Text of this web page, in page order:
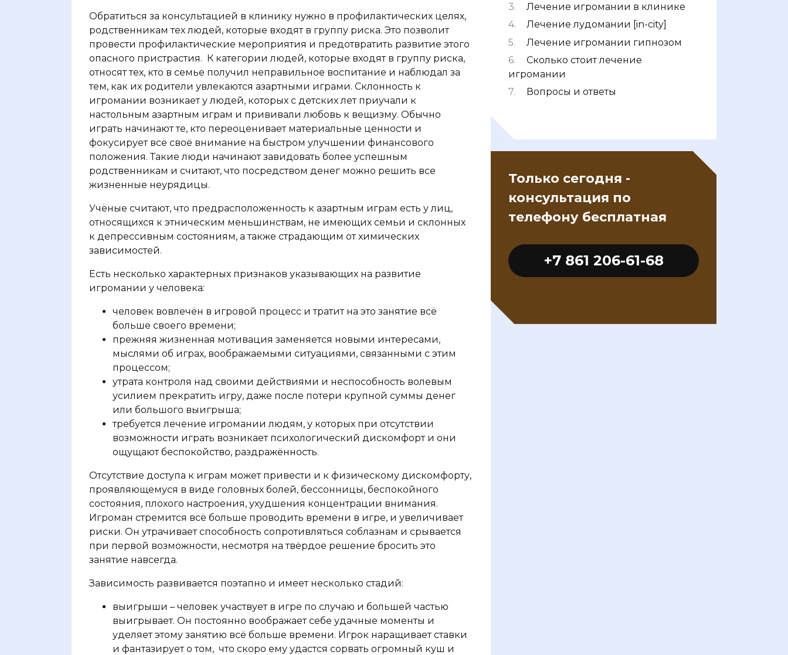
Обратиться за консультацией в клинику нужно в профилактических целях,
родственникам тех людей, которые входят в группу риска. Это позволит
провести профилактические мероприятия и предотвратить развитие этого
опасного пристрастия. К категории людей, которые входят в группу риска,
относят тех, кто в семье получил неправильное воспитание и наблюдал за
тем, как их родители увлекаются азартными играми. Склонность к
игромании возникает у людей, которых с детских лет приучали к
настольным азартным играм и прививали любовь к вещизму. Обычно
играть начинают те, кто переоценивает материальные ценности и
фокусирует всё своё внимание на быстром улучшении финансового
положения. Такие люди начинают завидовать более успешным
родственникам и считают, что посредством денег можно решить все
жизненные неурядицы.
Учёные считают, что предрасположенность к азартным играм есть у лиц,
относящихся к этническим меньшинствам, не имеющих семьи и склонных
к депрессивным состояниям, а также страдающим от химических
зависимостей.
Есть несколько характерных признаков указывающих на развитие
игромании у человека:
человек вовлечён в игровой процесс и тратит на это занятие всё
больше своего времени;
прежняя жизненная мотивация заменяется новыми интересами,
мыслями об играх, воображаемыми ситуациями, связанными с этим
процессом;
утрата контроля над своими действиями и неспособность волевым
усилием прекратить игру, даже после потери крупной суммы денег
или большого выигрыша;
требуется лечение игромании людям, у которых при отсутствии
возможности играть возникает психологический дискомфорт и они
ощущают беспокойство, раздражённость.
Отсутствие доступа к играм может привести и к физическому дискомфорту,
проявляющемуся в виде головных болей, бессонницы, беспокойного
состояния, плохого настроения, ухудшения концентрации внимания.
Игроман стремится всё больше проводить времени в игре, и увеличивает
риски. Он утрачивает способность сопротивляться соблазнам и срывается
при первой возможности, несмотря на твёрдое решение бросить это
занятие навсегда.
Зависимость развивается поэтапно и имеет несколько стадий:
выигрыши – человек участвует в игре по случаю и большей частью
выигрывает. Он постоянно воображает себе удачные моменты и
уделяет этому занятию всё больше времени. Игрок наращивает ставки
и фантазирует о том, что скоро ему удастся сорвать огромный куш и
Лечение игромании в клинике
Лечение лудомании [in-city]
Лечение игромании гипнозом
Сколько стоит лечение
игромании
Вопросы и ответы
Только сегодня -
консультация по
телефону бесплатная
+7 861 206-61-68